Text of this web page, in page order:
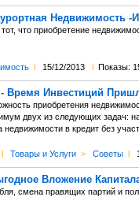
Недвижимость -
что приобретение
l 15/12/2013 l Показы:
Время Инвестиций
приобретения
двух из следующих задач:
недвижимости в кредит без
l Товары и Услуги > Советы l
Вложение
смена правящих партий и